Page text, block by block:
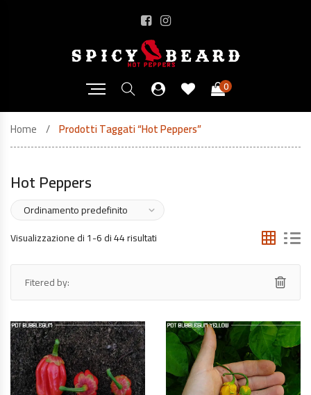
0
Home Prodotti Taggati “Hot Peppers”
Hot Peppers
Visualizzazione di 1-6 di 44 risultati
Fitered by: